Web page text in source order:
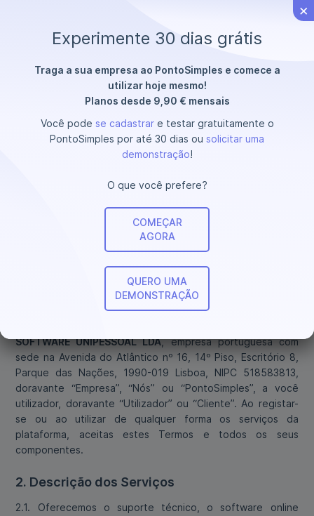
Termos e Condições de
Contratação eUtilização da
Plataforma PontoSimples
1. Reconhecimento e Aceitação dos Termos
por parte do Utilizador
1.1. A utilização da plataformaPontoSimples.pt
software nela disponível é autorizada, de acordo com os
SOFTWARE UNIPESSOAL LDA, empresa portuguesa com
sede na Avenida do Atlântico nº 16, 14º Piso, Escritório 8,
Parque das Nações, 1990-019 Lisboa, NIPC 518583813,
doravante “Empresa”, “Nós” ou “PontoSimples”, a você
utilizador, doravante “Utilizador” ou “Cliente”. Ao registar-
se ou ao utilizar de qualquer forma os serviços da
plataforma, aceitas estes Termos e todos os seus
componentes.
2. Descrição dos Serviços
2.1. Oferecemos o suporte técnico, o software online
×
Experimente 30 dias grátis
Traga a sua empresa ao PontoSimples e comece a
utilizar hoje mesmo!
Planos desde 9,90 € mensais
Você pode se cadastrare testar gratuitamente o
PontoSimples por até 30 dias ou solicitar uma
demonstração!
O que você prefere?
COMEÇAR
AGORA
QUERO UMA
DEMONSTRAÇÃO